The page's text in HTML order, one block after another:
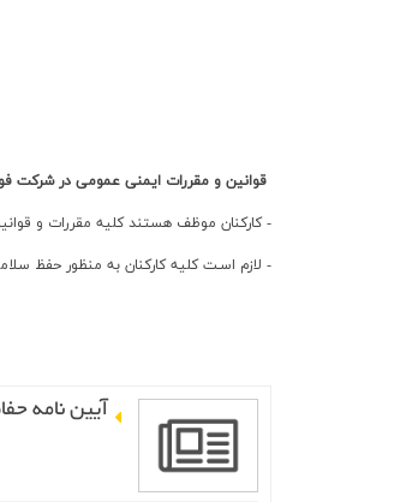
ارتباط با ما
قوانين و مقررات ايمني عمومي در شرکت
- كاركنان موظف هستند كليه مقررات و
- لازم اسـت کليه کارکنان به منظور حفظ
آيين‌ نامه‌